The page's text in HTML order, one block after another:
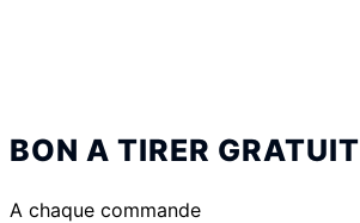
BON A TIRER GRATUIT
A chaque commande